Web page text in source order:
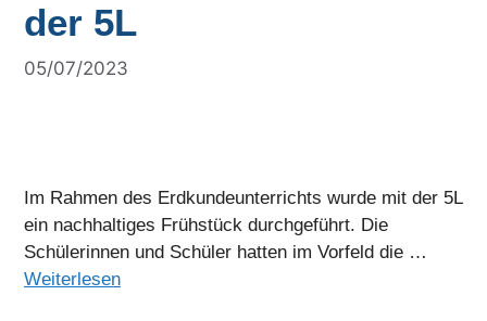
der 5L
05/07/2023
Im Rahmen des Erdkundeunterrichts wurde mit der 5L
ein nachhaltiges Frühstück durchgeführt. Die
Schülerinnen und Schüler hatten im Vorfeld die …
Weiterlesen